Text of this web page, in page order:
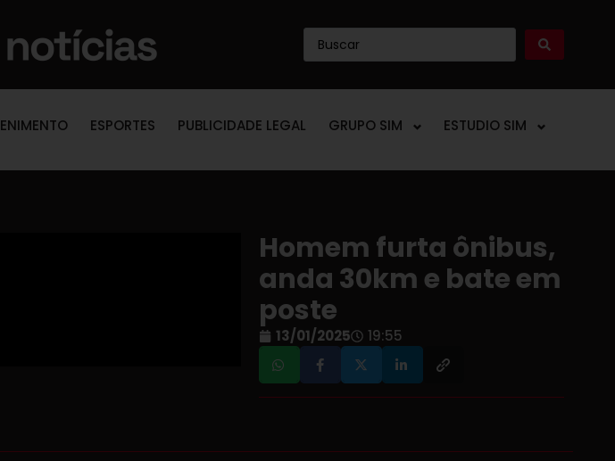
ESPORTES PUBLICIDADE LEGAL GRUPO SIM ESTUDIO SIM
Homem furta ônibus,
anda 30km e bate em
poste
13/01/2025 19:55